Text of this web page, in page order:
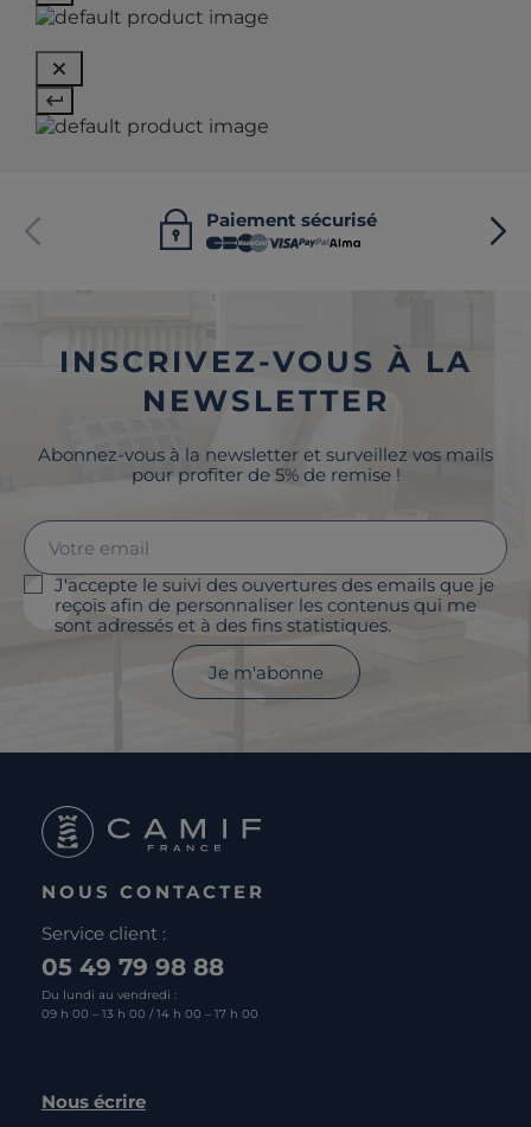
Paiement sécurisé
INSCRIVEZ-VOUS À LA
NEWSLETTER
Abonnez-vous à la newsletter et surveillez vos mails
pour profiter de 5% de remise !
J'accepte le suivi des ouvertures des emails que je
reçois afin de personnaliser les contenus qui me
sont adressés et à des fins statistiques.
Je m'abonne
NOUS CONTACTER
Service client :
05 49 79 98 88
Du lundi au vendredi :
09 h 00 – 13 h 00 / 14 h 00 – 17 h 00
Nous écrire